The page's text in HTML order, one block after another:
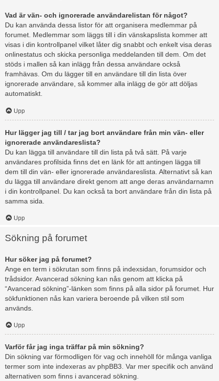
Vad är vän- och ignorerade användarelistan för något?
Du kan använda dessa listor för att organisera medlemmar på
forumet. Medlemmar som läggs till i din vänskapslista kommer att
visas i din kontrollpanel vilket låter dig snabbt och enkelt visa deras
onlinestatus och skicka personliga meddelanden till dem. Om det
stöds i mallen så kan inlägg från dessa användare också
framhävas. Om du lägger till en användare till din lista över
ignorerade användare, så kommer alla inlägg de gör att döljas
automatiskt.
Upp
Hur lägger jag till / tar jag bort användare från min vän- eller
ignorerade användareslista?
Du kan lägga till användare till din lista på två sätt. På varje
användares profilsida finns det en länk för att antingen lägga till
dem till din vän- eller ignorerade användareslista. Alternativt så kan
du lägga till användare direkt genom att ange deras användarnamn
i din kontrollpanel. Du kan också ta bort användare från din lista på
samma sida.
Upp
Sökning på forumet
Hur söker jag på forumet?
Ange en term i sökrutan som finns på indexsidan, forumsidor och
trådsidor. Avancerad sökning kan nås genom att klicka på
“Avancerad sökning”-länken som finns på alla sidor på forumet. Hur
sökfunktionen nås kan variera beroende på vilken stil som
används.
Upp
Varför får jag inga träffar på min sökning?
Din sökning var förmodligen för vag och innehöll för många vanliga
termer som inte indexeras av phpBB3. Var mer specifik och använd
alternativen som finns i avancerad sökning.